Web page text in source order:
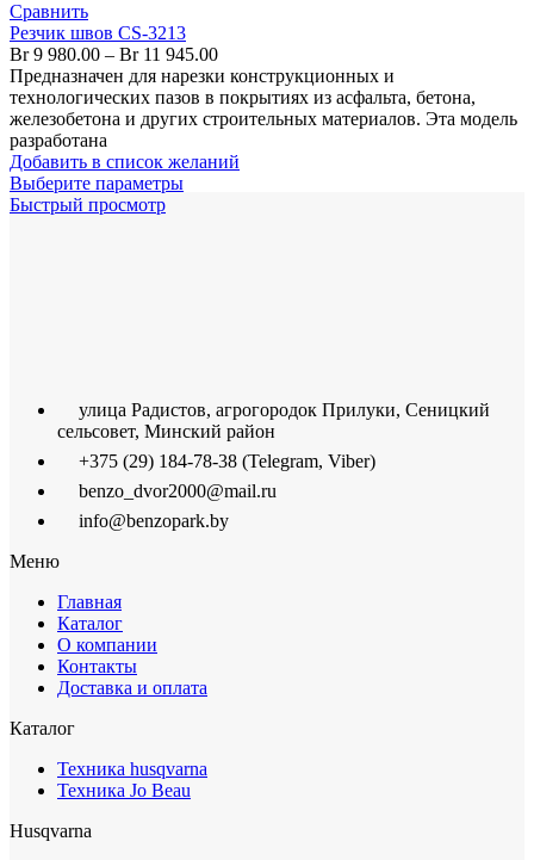
Сравнить
Резчик швов CS-3213
Br9 980.00 – Br11 945.00
Предназначен для нарезки конструкционных и
технологических пазов в покрытиях из асфальта, бетона,
железобетона и других строительных материалов. Эта модель
разработана
Добавить в список желаний
Выберите параметры
Быстрый просмотр
улица Радистов, агрогородок Прилуки, Сеницкий
сельсовет, Минский район
+375 (29) 184-78-38 (Telegram, Viber)
benzo_dvor2000@mail.ru
info@benzopark.by
Меню
Главная
Каталог
О компании
Контакты
Доставка и оплата
Каталог
Техника husqvarna
Техника Jo Beau
Husqvarna